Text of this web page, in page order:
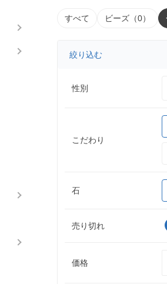
すべて ビーズ（0）
絞り込む
性別
こだわり
石
売り切れ
価格